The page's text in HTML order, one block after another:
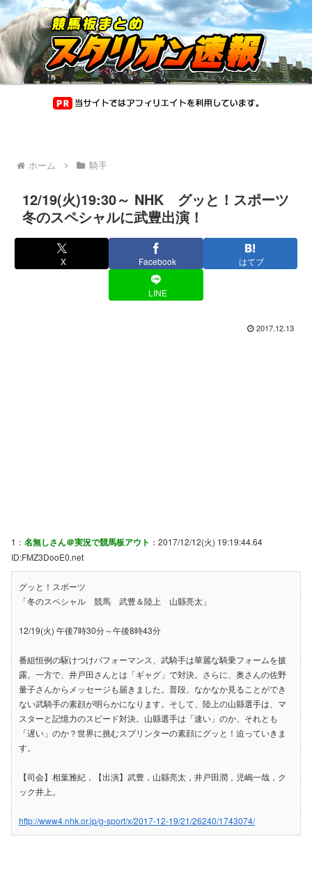
ホーム 騎手
12/19(火)19:30～ NHK グッと！スポーツ
冬のスペシャルに武豊出演！
X Facebook はてブ
LINE
2017.12.13
1： 名無しさん＠実況で競馬板アウト ：2017/12/12(火) 19:19:44.64
ID:FMZ3DooE0.net
グッと！スポーツ
「冬のスペシャル 競馬 武豊＆陸上 山縣亮太」
12/19(火) 午後7時30分～午後8時43分
番組恒例の駆けつけパフォーマンス、武騎手は華麗な騎乗フォームを披
露。一方で、井戸田さんとは「ギャグ」で対決。さらに、奥さんの佐野
量子さんからメッセージも届きました。普段、なかなか見ることができ
ない武騎手の素顔が明らかになります。そして、陸上の山縣選手は、マ
スターと記憶力のスピード対決。山縣選手は「速い」のか、それとも
「遅い」のか？世界に挑むスプリンターの素顔にグッと！迫っていきま
す。
【司会】相葉雅紀，【出演】武豊，山縣亮太，井戸田潤，児嶋一哉，ク
ック井上。
http://www4.nhk.or.jp/g-sport/x/2017-12-19/21/26240/1743074/